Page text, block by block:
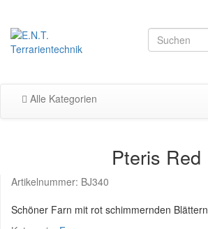
Alle Kategorien
Pteris Red
Artikelnummer: BJ340
Schöner Farn mit rot schimmernden Blättern